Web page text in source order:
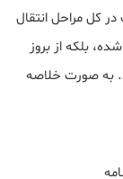
کل مراحل انتقال
بلکه از بروز
به صورت خلاصه